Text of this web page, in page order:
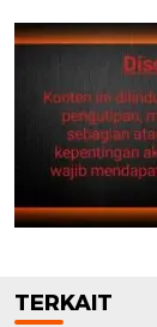
TERKAIT